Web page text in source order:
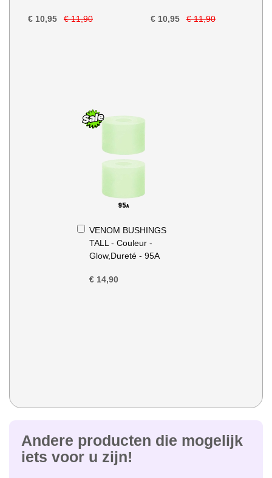
€ 10,95 € 11,90 € 10,95 € 11,90
VENOM BUSHINGS
TALL - Couleur -
Glow,Dureté - 95A
€ 14,90
In
Winkelwagen
Andere producten die mogelijk
iets voor u zijn!